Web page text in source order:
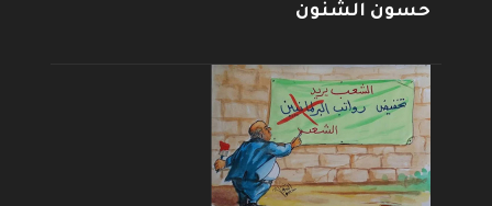
حسون الشنون